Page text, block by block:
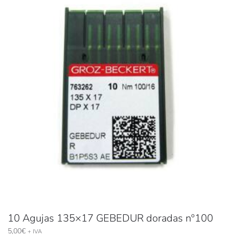
10 Agujas 135×17 GEBEDUR doradas nº100
5,00€ + IVA